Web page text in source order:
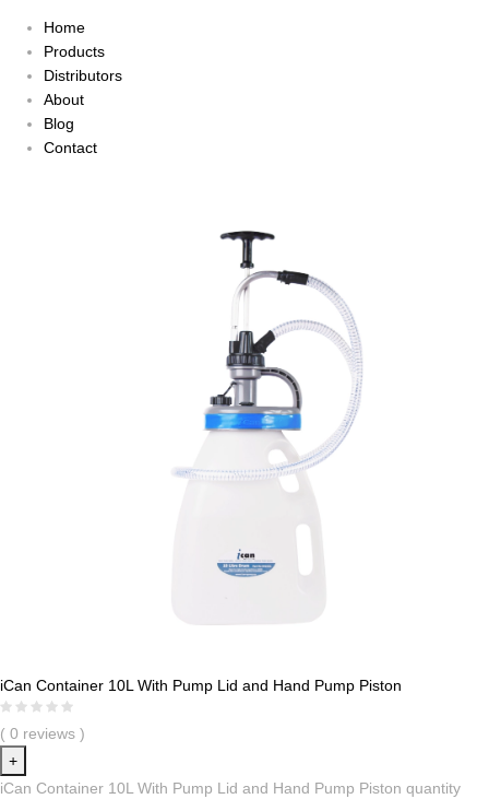
Home
Products
Distributors
About
Blog
Contact
iCan Container 10L With Pump Lid and Hand Pump Piston
( 0 reviews )
+
iCan Container 10L With Pump Lid and Hand Pump Piston quantity